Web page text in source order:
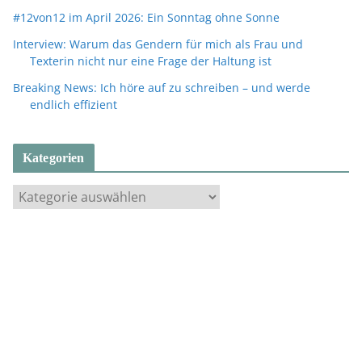
#12von12 im April 2026: Ein Sonntag ohne Sonne
Interview: Warum das Gendern für mich als Frau und
Texterin nicht nur eine Frage der Haltung ist
Breaking News: Ich höre auf zu schreiben – und werde
endlich effizient
Kategorien
a